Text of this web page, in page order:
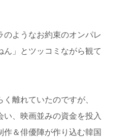
のようなお約束のオンパレ
ん」とツッコミながら観て
離れていたのですが、
い、映画並みの資金を投入
作＆俳優陣が作り込む韓国